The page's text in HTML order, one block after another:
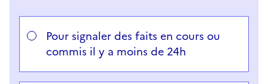
Répondez aux questions successives et les réponses
Vous avez choisi
Pour signaler des faits en cours ou
commis il y a moins de 24h